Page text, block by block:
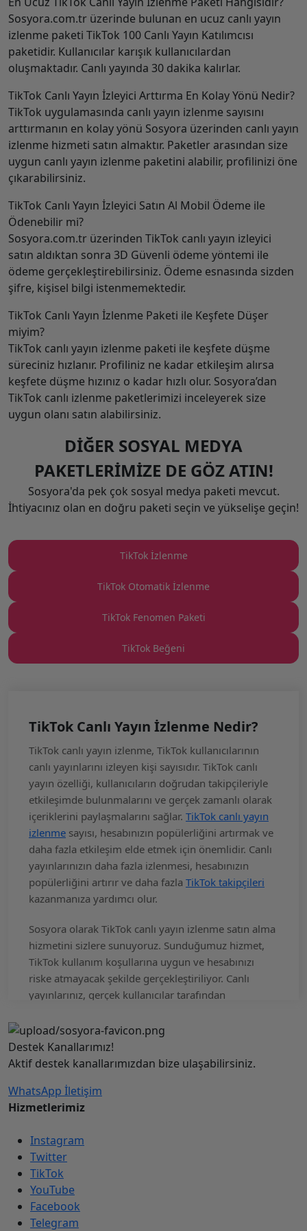
Sosyora.com.tr üzerinde bulunan en ucuz canlı yayın
izlenme paketi TikTok 100 Canlı Yayın Katılımcısı
paketidir. Kullanıcılar karışık kullanıcılardan
oluşmaktadır. Canlı yayında 30 dakika kalırlar.
TikTok Canlı Yayın İzleyici Arttırma En Kolay Yönü Nedir?
TikTok uygulamasında canlı yayın izlenme sayısını
arttırmanın en kolay yönü Sosyora üzerinden canlı yayın
izlenme hizmeti satın almaktır. Paketler arasından size
uygun canlı yayın izlenme paketini alabilir, profilinizi öne
çıkarabilirsiniz.
TikTok Canlı Yayın İzleyici Satın Al Mobil Ödeme ile
Ödenebilir mi?
Sosyora.com.tr üzerinden TikTok canlı yayın izleyici
satın aldıktan sonra 3D Güvenli ödeme yöntemi ile
ödeme gerçekleştirebilirsiniz. Ödeme esnasında sizden
şifre, kişisel bilgi istenmemektedir.
TikTok Canlı Yayın İzlenme Paketi ile Keşfete Düşer
miyim?
TikTok canlı yayın izlenme paketi ile keşfete düşme
süreciniz hızlanır. Profiliniz ne kadar etkileşim alırsa
keşfete düşme hızınız o kadar hızlı olur. Sosyora’dan
TikTok canlı izlenme paketlerimizi inceleyerek size
uygun olanı satın alabilirsiniz.
DİĞER SOSYAL MEDYA
PAKETLERİMİZE DE GÖZ ATIN!
Sosyora'da pek çok sosyal medya paketi mevcut.
İhtiyacınız olan en doğru paketi seçin ve yükselişe geçin!
TikTok İzlenme
TikTok Otomatik İzlenme
TikTok Fenomen Paketi
TikTok Beğeni
TikTok Canlı Yayın İzlenme Nedir?
TikTok canlı yayın izlenme, TikTok kullanıcılarının
canlı yayınlarını izleyen kişi sayısıdır. TikTok canlı
yayın özelliği, kullanıcıların doğrudan takipçileriyle
etkileşimde bulunmalarını ve gerçek zamanlı olarak
içeriklerini paylaşmalarını sağlar. TikTok canlı yayın
izlenme sayısı, hesabınızın popülerliğini artırmak ve
daha fazla etkileşim elde etmek için önemlidir. Canlı
yayınlarınızın daha fazla izlenmesi, hesabınızın
popülerliğini artırır ve daha fazla TikTok takipçileri
kazanmanıza yardımcı olur.
Sosyora olarak TikTok canlı yayın izlenme satın alma
hizmetini sizlere sunuyoruz. Sunduğumuz hizmet,
TikTok kullanım koşullarına uygun ve hesabınızı
riske atmayacak şekilde gerçekleştiriliyor. Canlı
yayınlarınız, gerçek kullanıcılar tarafından
TikTok canlı yayın izlenme satın alarak hesabınızın
popülerliğini artırabilir ve daha fazla kişiye
ulaşabilirsiniz. Bu, TikTok'ta daha fazla takipçi ve
Sunduğumuz hizmet, hızlı ve güvenilir bir şekilde
canlı yayın izlenme sayısını artırır ve hesabınızın
TikTok Canlı Yayın İzlenme Paketleri
Satın Al
TikTok canlı yayınlarınız için izlenme paketleri satın
alarak etkinliğinizi artırabilir ve daha fazla kullanıcıya
Destek Kanallarımız!
Aktif destek kanallarımızdan bize ulaşabilirsiniz.
WhatsApp İletişim
Hizmetlerimiz
Instagram
Twitter
TikTok
YouTube
Facebook
Telegram